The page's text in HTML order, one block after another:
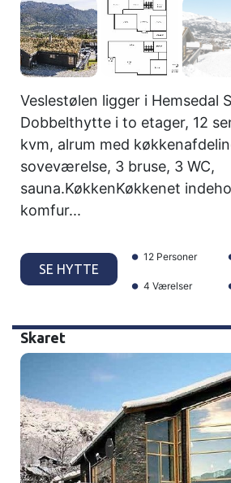
Veslestølen ligger i Hemsedal
Dobbelthytte i to etager, 12
kvm, alrum med
soveværelse, 3 bruse, 3 WC,
sauna.KøkkenKøkkenet
komfur...
SE HYTTE
12 Personer
4 Værelser
Skaret